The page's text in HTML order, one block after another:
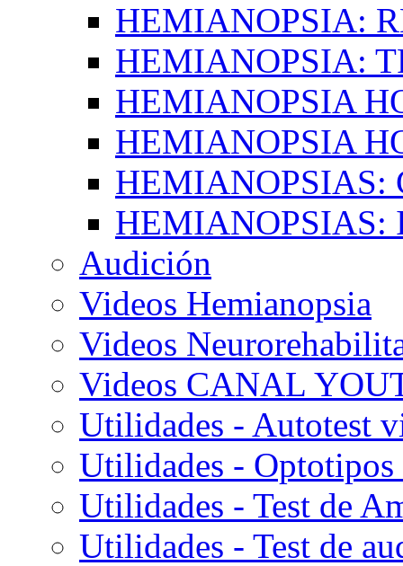
HEMIANOPSIA:
HEMIANOPSIA:
HEMIANOPSIA
HEMIANOPSIA
HEMIANOPSIAS:
HEMIANOPSIAS:
Audición
Videos Hemianopsia
Videos
Videos CANAL
Utilidades - Autotest
Utilidades -
Utilidades - Test de
Utilidades - Test de